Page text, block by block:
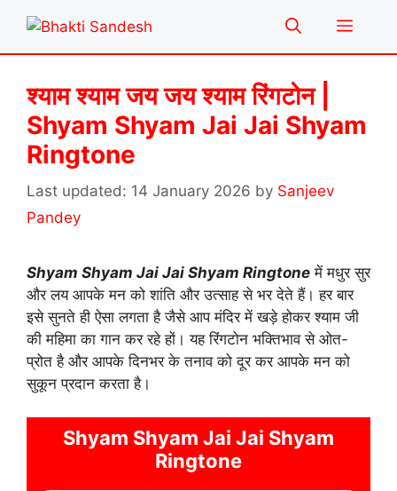
content
Menu
श्याम श्याम जय जय श्याम रिंगटोन |
Shyam Shyam Jai Jai Shyam
Ringtone
14 January 2026 by Sanjeev
Pandey
Shyam Shyam Jai Jai Shyam Ringtone में मधुर सुर
और लय आपके मन को शांति और उत्साह से भर देते हैं। हर बार
इसे सुनते ही ऐसा लगता है जैसे आप मंदिर में खड़े होकर श्याम जी
की महिमा का गान कर रहे हों। यह रिंगटोन भक्तिभाव से ओत-
प्रोत है और आपके दिनभर के तनाव को दूर कर आपके मन को
सुकून प्रदान करता है।
Shyam Shyam Jai Jai Shyam
Ringtone